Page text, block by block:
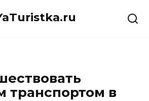
транспортом в